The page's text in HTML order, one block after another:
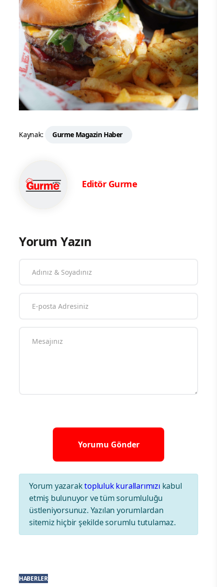
Kaynak: Gurme Magazin Haber
Editör Gurme
Yorum Yazın
Yorum yazaraktopluluk kurallarımızı kabul
etmiş bulunuyor ve tüm sorumluluğu
üstleniyorsunuz. Yazılan yorumlardan
sitemiz hiçbir şekilde sorumlu tutulamaz.
HABERLER